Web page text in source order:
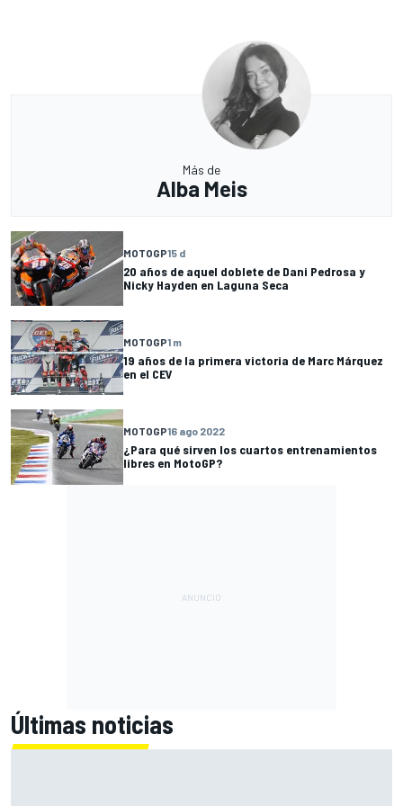
Más de
Alba Meis
MOTOGP15 d
20 años de aquel doblete de Dani Pedrosa y
Nicky Hayden en Laguna Seca
MOTOGP1 m
19 años de la primera victoria de Marc Márquez
en el CEV
MOTOGP16 ago 2022
¿Para qué sirven los cuartos entrenamientos
libres en MotoGP?
Últimas noticias